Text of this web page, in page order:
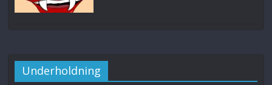
Underholdning